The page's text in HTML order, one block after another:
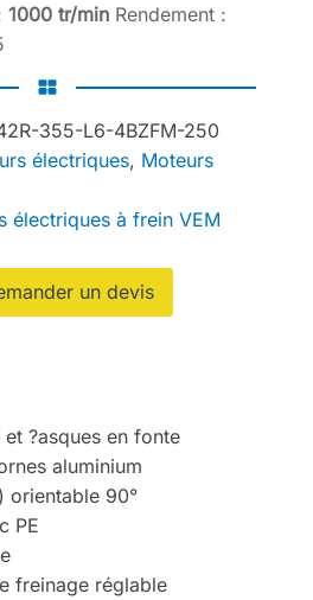
1000 tr/min Rendement :
355-L6-4BZFM-250
électriques, Moteurs
électriques à frein VEM
un devis
et ?asques en fonte
aluminium
orientable 90°
PE
freinage réglable